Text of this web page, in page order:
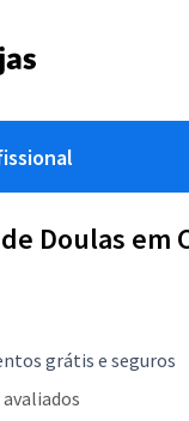
Doulas em
grátis e seguros